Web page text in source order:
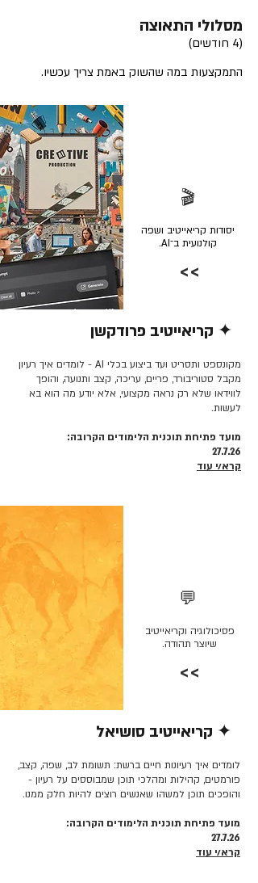
מסלולי התאוצה
(4 חודשים)
התמקצעות במה שהשוק באמת צריך עכשיו.
🎬
יסודות קריאייטיב ושפה
קולנועית ב־AI.
>>
✦ קריאייטיב פרודקשן
מקונספט ותסריט ועד ביצוע בכלי AI - לומדים איך רעיון
מקבל סטוריבורד, פריים, עריכה, קצב ותנועה, והופך
לווידאו שלא רק נראה מקצועי, אלא יודע מה הוא בא
לעשות.
מועד פתיחת תוכנית הלימודים הקרובה:
27.7.26
קרא/י עוד
💬
פסיכולוגיה וקריאייטיב
שיוצר תהודה.
>>
✦ קריאייטיב סושיאל
לומדים איך רעיונות חיים ברשת: תשומת לב, שפה, קצב,
פורמטים, קהילות ומהלכי תוכן שמבוססים על רעיון -
והופכים תוכן למשהו שאנשים רוצים להיות חלק ממנו.
מועד פתיחת תוכנית הלימודים הקרובה:
27.7.26
קרא/י עוד